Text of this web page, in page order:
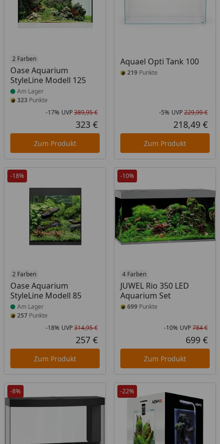
2 Farben
Oase Aquarium
StyleLine Modell 125
Produkt am Lager
Am Lager
323 Punkte
Rabatt in Prozent
-17%
Ursprünglicher Preis
UVP389,95 €
Aktueller Preis
323 €
Zum Produkt
Aquael Opti Tank 100
219Punkte
-5% UVP229,99 €
218,49 €
Zum Produkt
-18%
2 Farben
Oase Aquarium
StyleLine Modell 85
Produkt am Lager
Am Lager
257 Punkte
Rabatt in Prozent
-18%
Ursprünglicher Preis
UVP314,95 €
Aktueller Preis
257 €
Zum Produkt
-10%
4 Farben
JUWEL Rio 350 LED
Aquarium Set
699Punkte
-10% UVP784 €
699 €
Zum Produkt
-8% -22%